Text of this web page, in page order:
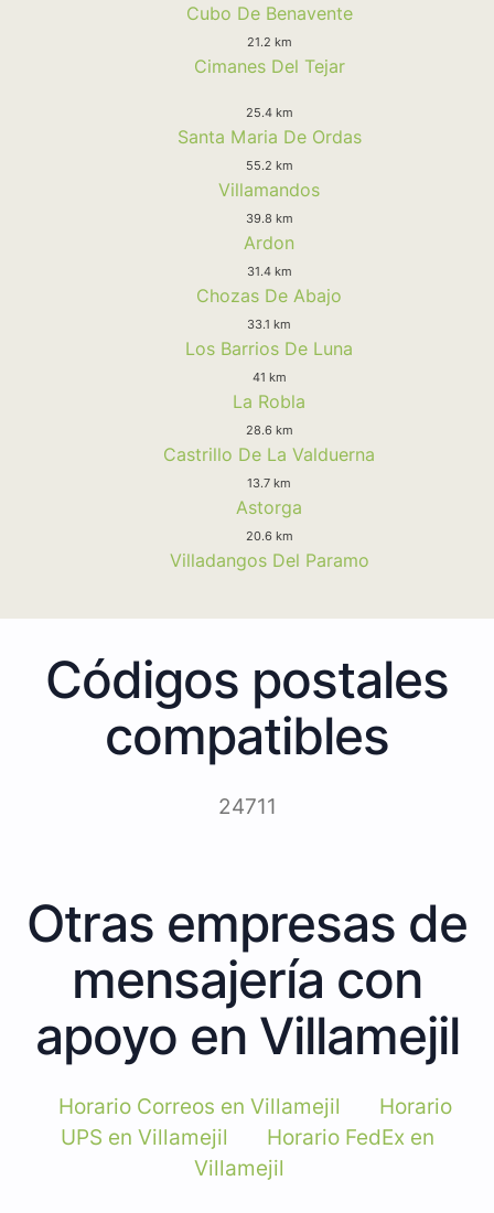
Cubo De Benavente
21.2 km
Cimanes Del Tejar
25.4 km
Santa Maria De Ordas
55.2 km
Villamandos
39.8 km
Ardon
31.4 km
Chozas De Abajo
33.1 km
Los Barrios De Luna
41 km
La Robla
28.6 km
Castrillo De La Valduerna
13.7 km
Astorga
20.6 km
Villadangos Del Paramo
Códigos postales
compatibles
24711
Otras empresas de
mensajería con
apoyo en Villamejil
Horario Correos en Villamejil
Horario
UPS en Villamejil
Horario FedEx en
Villamejil